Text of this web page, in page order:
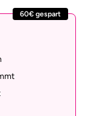
60€ gespart